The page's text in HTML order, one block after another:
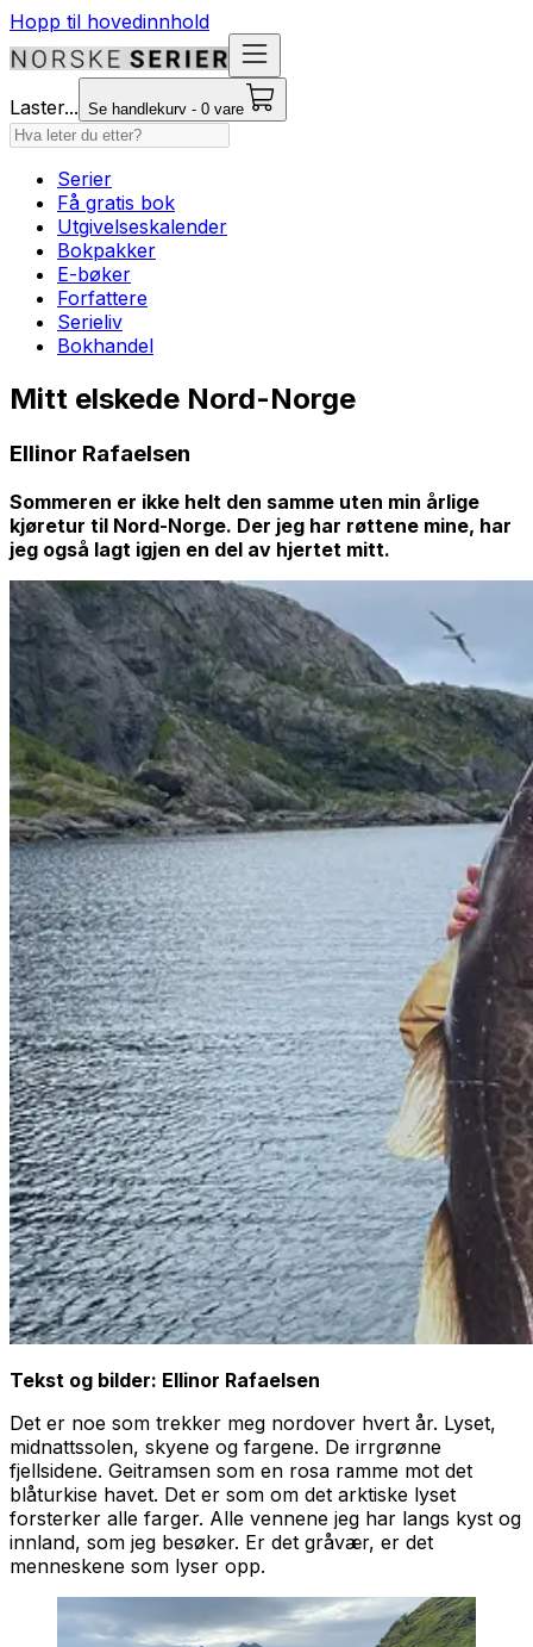
Hopp til hovedinnhold
Laster... Se handlekurv - 0 vare
Serier
Få gratis bok
Utgivelseskalender
Bokpakker
E-bøker
Forfattere
Serieliv
Bokhandel
Mitt elskede Nord-Norge
Ellinor Rafaelsen
Sommeren er ikke helt den samme uten min årlige
kjøretur til Nord-Norge. Der jeg har røttene mine, har
jeg også lagt igjen en del av hjertet mitt.
Tekst og bilder: Ellinor Rafaelsen
Det er noe som trekker meg nordover hvert år. Lyset,
midnattssolen, skyene og fargene. De irrgrønne
fjellsidene. Geitramsen som en rosa ramme mot det
blåturkise havet. Det er som om det arktiske lyset
forsterker alle farger. Alle vennene jeg har langs kyst og
innland, som jeg besøker. Er det gråvær, er det
menneskene som lyser opp.